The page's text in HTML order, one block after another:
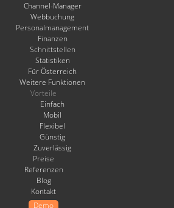
Channel-Manager
Webbuchung
Personalmanagement
Finanzen
Schnittstellen
Statistiken
Für Österreich
Weitere Funktionen
Vorteile
Einfach
Mobil
Flexibel
Günstig
Zuverlässig
Preise
Referenzen
Blog
Kontakt
Demo